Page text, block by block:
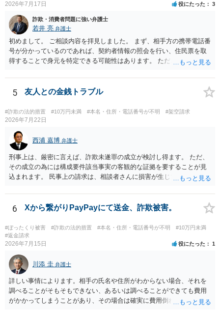
2026年7月17日 役にたった 3
詐欺・消費者問題に強い弁護士
若井 亮 弁護士
初めまして。 ご相談内容を拝見しました。 まず、相手方の携帯電話番
号が分かっているのであれば、契約者情報の照会を行い、住民票を取
得することで身元を特定できる可能性はあります。 ただ、他人名義の
ろです。 LINEについても、詐欺の事案であれば照会できる可能性はあ
りますが、携帯電話の番号を経由する方法より難しくなります。 身元
を特定した後は、返金の理屈があるかどうかを確認していきます。 基
本的に贈与に該当する場合には返金請求ができません。 詐欺を含め、
当方に返金の理屈があるかどうかを確認していきます。 さらに、渡し
た金額について、裏付けがあるかどうかも精査します。 上記を経て、
身元の特定、返金の理屈があると判断できるのであれば、まずは交渉
からスタートすることになるでしょう。 ご理解のとおり、詐欺である
ことの立証は簡単ではありません。 刑事事件化が出来るのであれば、
返金交渉で有利になる可能性がありますが、民事上の詐欺の立証以上
に難しいところがあります。 こちらについては、一度、最寄りの警察
良いかと思います。
5 友人との金銭トラブル
#詐欺の法的措置 #10万円未満 #本名・住所・電話番号が不明 #架空請求
2026年7月22日
西浦 嘉博 弁護士
刑事上は、厳密に言えば、詐欺未遂罪の成立が検討し得ます。 ただ、
その成立の為には構成要件該当事実の客観的な証拠を要することが見
込まれます。 民事上の請求は、相談者さんに損害が生じていない以
い場合、最寄りの法律事務所での相談を検討ください。 上記、ご参考
ください。
6 Xから繋がりPayPayにて送金、詐欺被害。
#ぼったくり被害 #詐欺の法的措置 #本名・住所・電話番号が不明
#10万円未満
#返金請求
2026年7月15日 役にたった 1
川添 圭 弁護士
詳しい事情によります。相手の氏名や住所がわからない場合、それを
調べることがそもそもできない、あるいは調べることができても費用
がかかってしまうことがあり、その場合は確実に費用倒れになりそう